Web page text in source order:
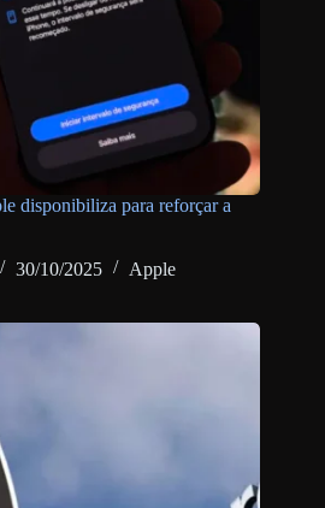
disponibiliza para reforçar a
30/10/2025 Apple